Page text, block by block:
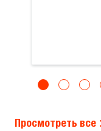
Просмотреть все